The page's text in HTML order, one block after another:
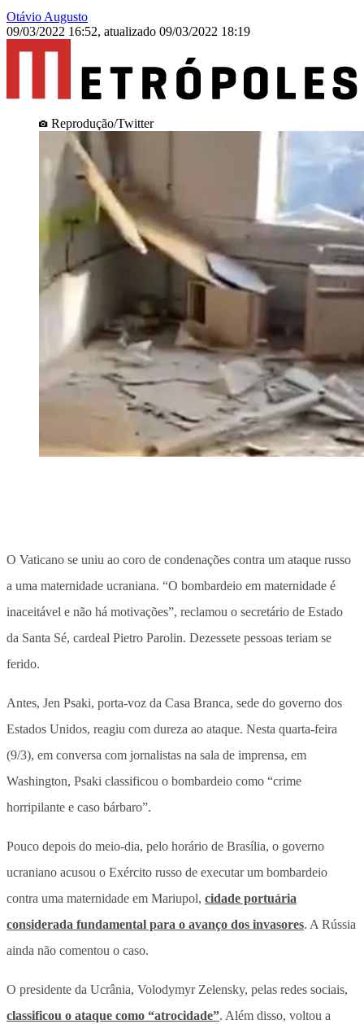
Otávio Augusto
09/03/2022 16:52, atualizado 09/03/2022 18:19
Reprodução/Twitter
O Vaticano se uniu ao coro de condenações contra um ataque russo
a uma maternidade ucraniana. “O bombardeio em maternidade é
inaceitável e não há motivações”, reclamou o secretário de Estado
da Santa Sé, cardeal Pietro Parolin. Dezessete pessoas teriam se
ferido.
Antes, Jen Psaki, porta-voz da Casa Branca, sede do governo dos
Estados Unidos, reagiu com dureza ao ataque. Nesta quarta-feira
(9/3), em conversa com jornalistas na sala de imprensa, em
Washington, Psaki classificou o bombardeio como “crime
horripilante e caso bárbaro”.
Pouco depois do meio-dia, pelo horário de Brasília, o governo
ucraniano acusou o Exército russo de executar um bombardeio
contra uma maternidade em Mariupol, cidade portuária
considerada fundamental para o avanço dos invasores. A Rússia
ainda não comentou o caso.
O presidente da Ucrânia, Volodymyr Zelensky, pelas redes sociais,
classificou o ataque como “atrocidade”. Além disso, voltou a